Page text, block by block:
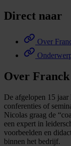
Direct naar
Over
Over
De afgelopen 15 jaar
conferenties of
Nicolas graag de
een expert in
voorbeelden en
binnen het bedrijf.